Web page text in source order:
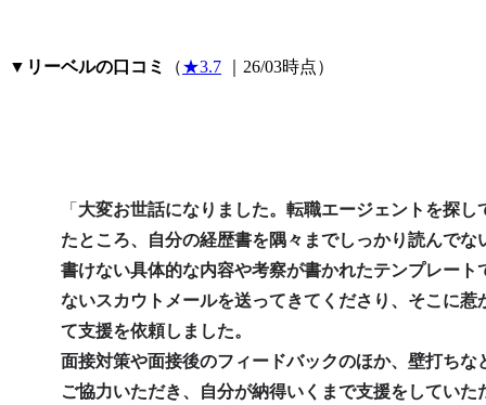
▼ リーベルの口コミ （★3.7 ｜26/03時点）
「 大変お世話になりました。転職エージェントを探し
たところ、自分の経歴書を隅々までしっかり読んでな
書けない具体的な内容や考察が書かれたテンプレート
ないスカウトメールを送ってきてくださり、そこに惹
て支援を依頼しました。
面接対策や面接後のフィードバックのほか、壁打ちな
ご協力いただき、自分が納得いくまで支援をしていた